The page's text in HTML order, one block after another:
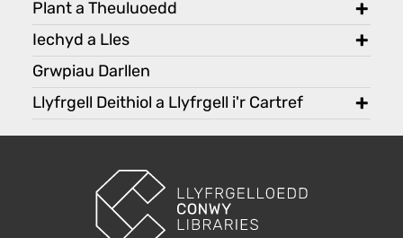
toggle
Plant a Theuluoedd
toggle
Iechyd a Lles
Grwpiau Darllen
toggle
Llyfrgell Deithiol a Llyfrgell i'r Cartref